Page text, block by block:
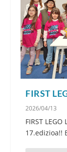
FIRST
2026/04/13
FIRST
17.edizioa!!